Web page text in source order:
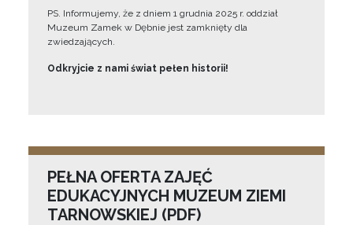
PS. Informujemy, że z dniem 1 grudnia 2025 r. oddział
Muzeum Zamek w Dębnie jest zamknięty dla
zwiedzających.
Odkryjcie z nami świat pełen historii!
PEŁNA OFERTA ZAJĘĆ
EDUKACYJNYCH MUZEUM ZIEMI
TARNOWSKIEJ (PDF)